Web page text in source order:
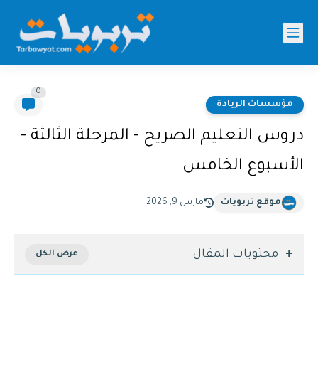
مؤسسات الريادة
0
دروس التعليم الصريح - المرحلة الثالثة -
الأسبوع الخامس
موقع تربويات مارس 9, 2026
محتويات المقال